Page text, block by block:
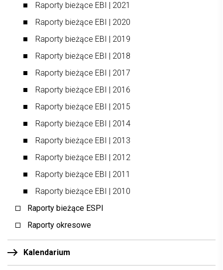
Raporty bieżące EBI | 2021
Raporty bieżące EBI | 2020
Raporty bieżące EBI | 2019
Raporty bieżące EBI | 2018
Raporty bieżące EBI | 2017
Raporty bieżące EBI | 2016
Raporty bieżące EBI | 2015
Raporty bieżące EBI | 2014
Raporty bieżące EBI | 2013
Raporty bieżące EBI | 2012
Raporty bieżące EBI | 2011
Raporty bieżące EBI | 2010
Raporty bieżące ESPI
Raporty okresowe
Kalendarium